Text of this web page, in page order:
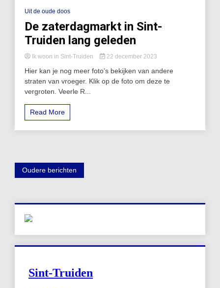
Uit de oude doos
De zaterdagmarkt in Sint-
Truiden lang geleden
Ik woon in Sint-Truiden 22 december 2023
Hier kan je nog meer foto’s bekijken van andere
straten van vroeger. Klik op de foto om deze te
vergroten. Veerle R...
Read More
Berichtennavigatie
Oudere berichten